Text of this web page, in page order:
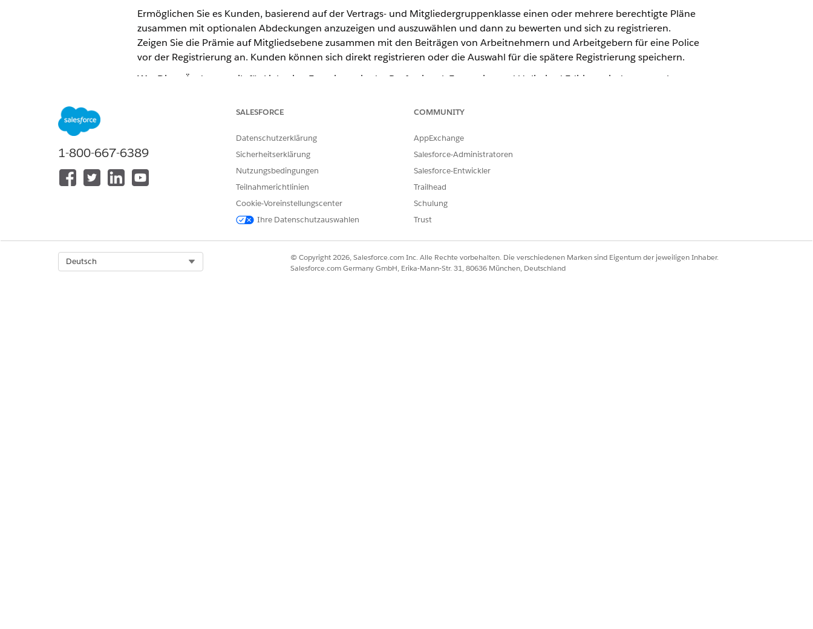
Ermöglichen Sie es Kunden, basierend auf der Vertrags- und Mitgliedergruppenklasse einen oder mehrere berechtigte Pläne
zusammen mit optionalen Abdeckungen anzuzeigen und auszuwählen und dann zu bewerten und sich zu registrieren.
Zeigen Sie die Prämie auf Mitgliedsebene zusammen mit den Beiträgen von Arbeitnehmern und Arbeitgebern für eine Police
vor der Registrierung an. Kunden können sich direkt registrieren oder die Auswahl für die spätere Registrierung speichern.
Wo
: Diese Änderung gilt für Lightning Experience in der Professional, Enterprise und Unlimited Edition mit dem verwalteten
: Verwenden Sie die folgenden neuen und erweiterten Services für die Selbstregistrierung:
InsCensusServiceStd:getMembers
InsEnrollmentService:getRatedGroupProducts
InsGroupClassService:GetGroupClassesByContract
InsEnrollmentService:enrollFamily
1-800-667-6389
SALESFORCE
Datenschutzerklärung
Sicherheitserklärung
Nutzungsbedingungen
Teilnahmerichtlinien
Cookie-Voreinstellungscenter
Ihre Datenschutzauswahlen
COMMUNITY
AppExchange
Salesforce-Administratoren
Salesforce-Entwickler
Trailhead
Schulung
Trust
Deutsch
© Copyright 2026, Salesforce.com Inc. Alle Rechte vorbehalten. Die verschiedenen Marken sind Eigentum der jeweiligen Inhaber.
Salesforce.com Germany GmbH, Erika-Mann-Str. 31, 80636 München, Deutschland